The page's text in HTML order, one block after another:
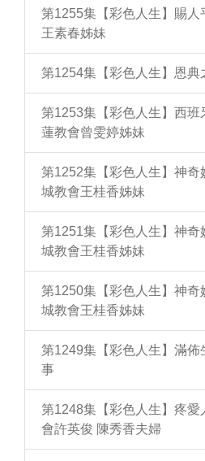
第1255集【彩色人生】賜人
王素春姊妹
第1254集【彩色人生】恩典
第1253集【彩色人生】西班
蓮教會曾雯婷姊妹
第1252集【彩色人生】神奇
城教會王桂香姊妹
第1251集【彩色人生】神奇
城教會王桂香姊妹
第1250集【彩色人生】神奇
城教會王桂香姊妹
第1249集【彩色人生】滿佈
事
第1248集【彩色人生】疼愛
會許英俊 陳秀香夫婦